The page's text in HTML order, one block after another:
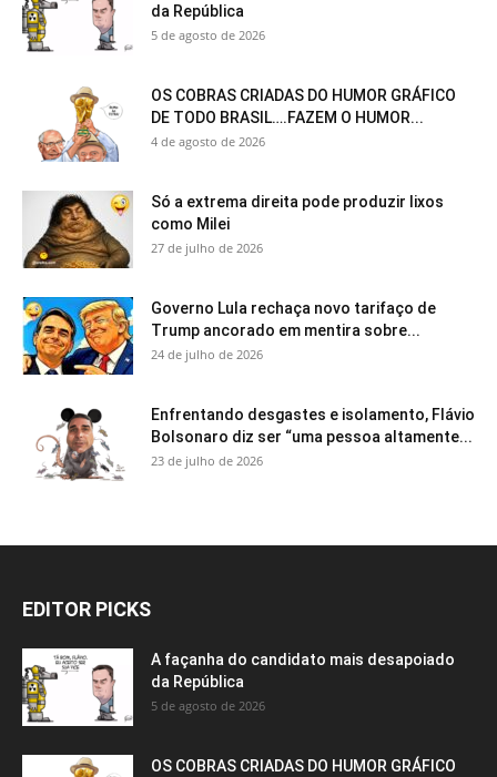
da República
5 de agosto de 2026
OS COBRAS CRIADAS DO HUMOR GRÁFICO
DE TODO BRASIL….FAZEM O HUMOR...
4 de agosto de 2026
Só a extrema direita pode produzir lixos
como Milei
27 de julho de 2026
Governo Lula rechaça novo tarifaço de
Trump ancorado em mentira sobre...
24 de julho de 2026
Enfrentando desgastes e isolamento, Flávio
Bolsonaro diz ser “uma pessoa altamente...
23 de julho de 2026
EDITOR PICKS
A façanha do candidato mais desapoiado
da República
5 de agosto de 2026
OS COBRAS CRIADAS DO HUMOR GRÁFICO